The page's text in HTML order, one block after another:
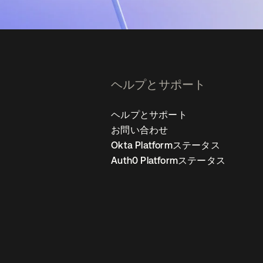
ヘルプとサポート
ヘルプとサポート
お問い合わせ
Okta Platformステータス
Auth0 Platformステータス